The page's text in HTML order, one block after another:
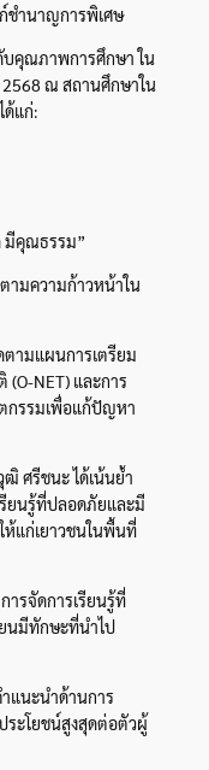
ชำนาญการพิเศษ
บคุณภาพการศึกษา ใน
ณ สถานศึกษาใน
ด้แก่:
มีคุณธรรม”
ามความก้าวหน้าใน
ามแผนการเตรียม
NET) และการ
กรรมเพื่อแก้ปัญหา
ศรีชนะ ได้เน้นย้ำ
รียนรู้ที่ปลอดภัยและมี
แก่เยาวชนในพื้นที่
รจัดการเรียนรู้ที่
นมีทักษะที่นำไป
แนะนำด้านการ
ะโยชน์สูงสุดต่อตัวผู้